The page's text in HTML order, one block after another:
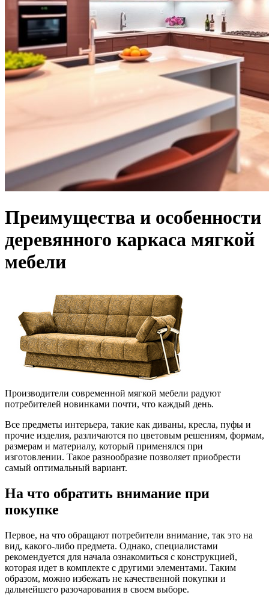
Преимущества и особенности
деревянного каркаса мягкой
мебели
Производители современной мягкой мебели радуют
потребителей новинками почти, что каждый день.
Все предметы интерьера, такие как диваны, кресла, пуфы и
прочие изделия, различаются по цветовым решениям, формам,
размерам и материалу, который применялся при
изготовлении. Такое разнообразие позволяет приобрести
самый оптимальный вариант.
На что обратить внимание при
покупке
Первое, на что обращают потребители внимание, так это на
вид, какого-либо предмета. Однако, специалистами
рекомендуется для начала ознакомиться с конструкцией,
которая идет в комплекте с другими элементами. Таким
образом, можно избежать не качественной покупки и
дальнейшего разочарования в своем выборе.